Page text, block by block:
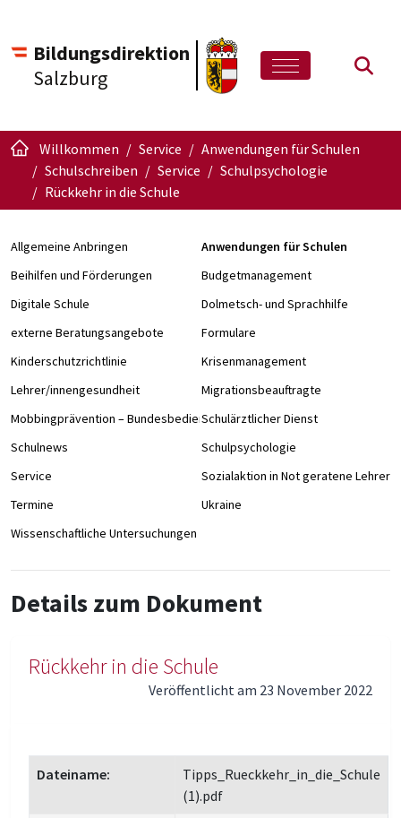
Bildungsdirektion
Salzburg
Willkommen Service
Anwendungen für Schulen
Schulschreiben
Service
Schulpsychologie
Rückkehr in die Schule
Allgemeine Anbringen
Anwendungen für Schulen
Beihilfen und Förderungen
Budgetmanagement
Digitale Schule
Dolmetsch- und Sprachhilfe
externe Beratungsangebote
Formulare
Kinderschutzrichtlinie
Krisenmanagement
Lehrer/innengesundheit
Migrationsbeauftragte
Mobbingprävention – Bundesbedienstete an Schulen
Schulärztlicher Dienst
Schulnews
Schulpsychologie
Service
Sozialaktion in Not geratene Lehrer/
Termine
Ukraine
Wissenschaftliche Untersuchungen
Details zum Dokument
Rückkehr in die Schule
Veröffentlicht am 23 November 2022
Dateiname:
Tipps_Rueckkehr_in_die_Schule
(1).pdf